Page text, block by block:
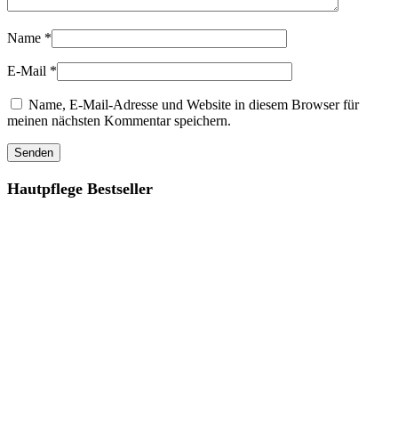
Name *
E-Mail *
Name, E-Mail-Adresse und Website in diesem Browser für
meinen nächsten Kommentar speichern.
Hautpflege Bestseller